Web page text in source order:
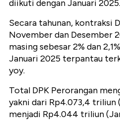
diikuti dengan Januari 2025.
Secara tahunan, kontraksi
November dan Desember
masing sebesar 2% dan
Januari 2025 terpantau
yoy.
Total DPK Perorangan
yakni dari Rp4.073,4 triliun
menjadi Rp4.044 triliun